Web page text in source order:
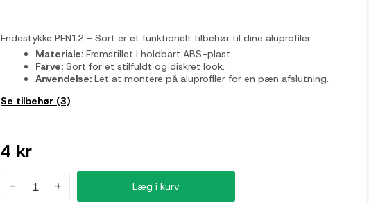
Endestykke PEN12 - Sort er et funktionelt tilbehør til dine aluprofiler.
Materiale: Fremstillet i holdbart ABS-plast.
Farve: Sort for et stilfuldt og diskret look.
Anvendelse: Let at montere på aluprofiler for en pæn afslutning.
Se tilbehør (3)
4 kr
- + Læg i kurv